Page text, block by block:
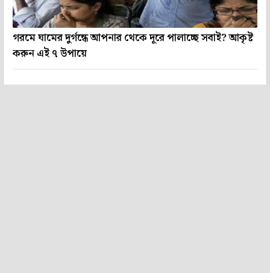
গরমে ঘামের দুর্গন্ধে আপনার থেকে দূরে পালাচ্ছে সবাই? আকৃষ্ট
করুন এই ৭ উপায়ে